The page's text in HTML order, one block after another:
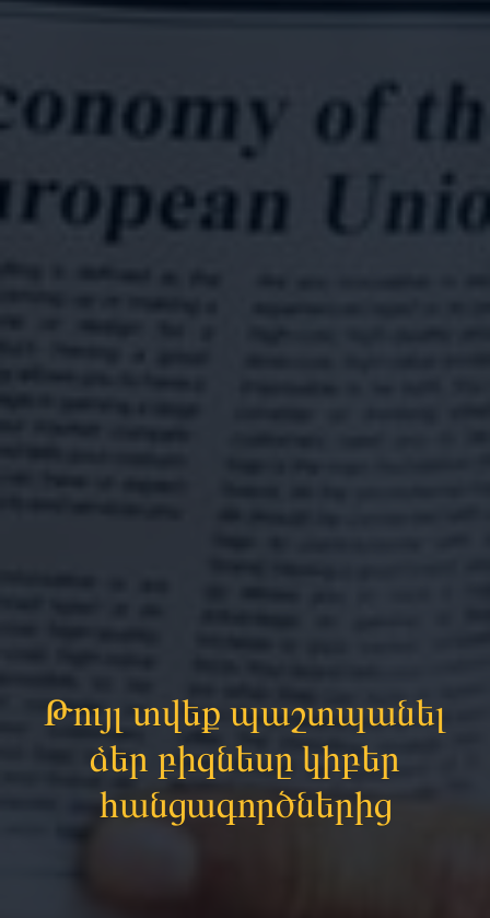
Թույլ տվեք պաշտպանել
ձեր բիզնեսը կիբեր
հանցագործներից